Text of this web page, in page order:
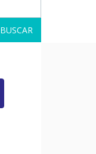
BUSCAR